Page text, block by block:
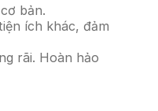
bản.
ích khác, đảm
rãi. Hoàn hảo